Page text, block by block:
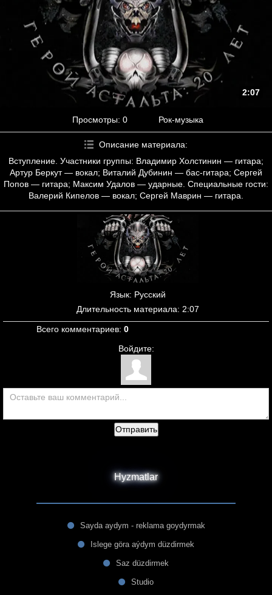
2:07
Просмотры: 0 Рок-музыка
Описание материала:
Вступление. Участники группы: Владимир Холстинин — гитара;
Артур Беркут — вокал; Виталий Дубинин — бас-гитара; Сергей
Попов — гитара; Максим Удалов — ударные. Специальные гости:
Валерий Кипелов — вокал; Сергей Маврин — гитара.
Язык: Русский
Длительность материала: 2:07
Всего комментариев: 0
Войдите:
Отправить
Hyzmatlar
Sayda aydym - reklama goydyrmak
Islege göra aýdym düzdirmek
Saz düzdirmek
Studio